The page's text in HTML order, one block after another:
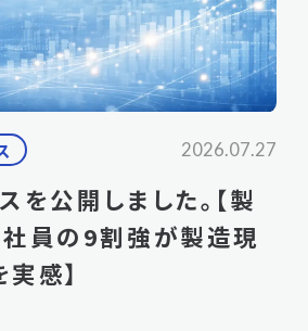
2026.07.27
を公開しました。【製
員の9割強が製造現
感】